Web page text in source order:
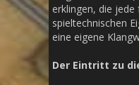
erklingen, die
spieltechnischen
eine eigene
Der Eintritt zu